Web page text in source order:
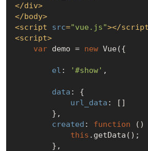
</div>
</body>
<script src="vue.js"></script
<script>
var demo = new Vue({
el : '#show' ,
data : {
url_data : []
created : function ( )
this .getData();